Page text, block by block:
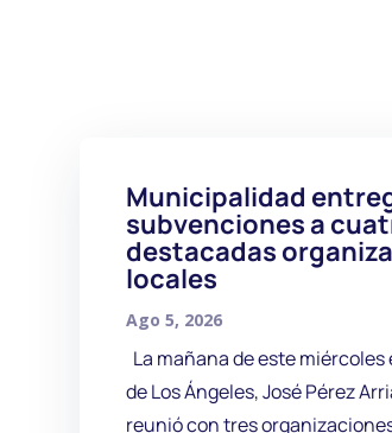
Municipalidad
subvenciones a
destacadas
locales
Ago 5, 2026
La mañana de este miércoles
de Los Ángeles, José Pérez
reunió con tres